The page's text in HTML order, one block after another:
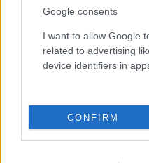
Google consents
I want to allow Google
related to advertising
device identifiers in
CONFIRM
Στον εισαγγελέα ο
ελικόπτερου που